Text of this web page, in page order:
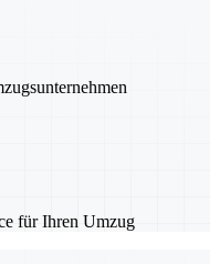
für Ihren Umzug